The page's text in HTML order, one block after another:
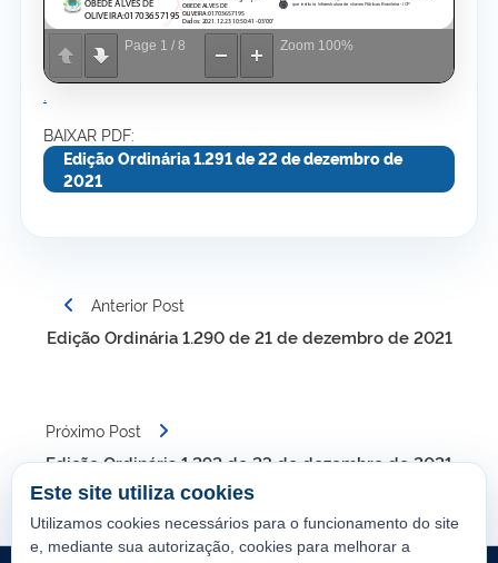
Page 1 / 8 Zoom 100%
BAIXAR PDF:
Edição Ordinária 1.291 de 22 de dezembro de
2021
Navegação
de
Anterior Post
Edição Ordinária 1.290 de 21 de dezembro de 2021
Próximo Post
Edição Ordinária 1.292 de 23 de dezembro de 2021
Este site utiliza cookies
Utilizamos cookies necessários para o funcionamento do site
e, mediante sua autorização, cookies para melhorar a